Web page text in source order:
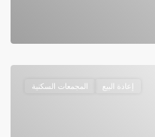
إعادة البيع المجمعات السكنية